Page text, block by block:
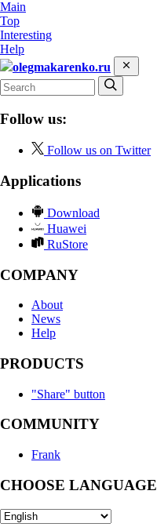
Main
Top
Interesting
Help
olegmakarenko.ru
Follow us:
Follow us on Twitter
Applications
Download
Huawei
RuStore
COMPANY
About
News
Help
PRODUCTS
"Share" button
COMMUNITY
Frank
CHOOSE LANGUAGE